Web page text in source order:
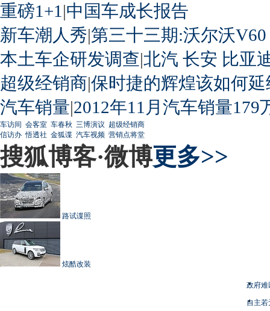
重磅1+1 |中国车成长报告
新车潮人秀|第三十三期:沃尔沃
本土车企研发调查|北汽 长安 比亚
超级经销商|保时捷的辉煌该如何延
汽车销量|2012年11月汽车销量179
车访间 会客室 车春秋 三博演议 超级经销商
信访办 悟透社 金狐谍 汽车视频 营销点将堂
搜狐博客·微博更多>>
路试谍照
炫酷改装
政府难
自主